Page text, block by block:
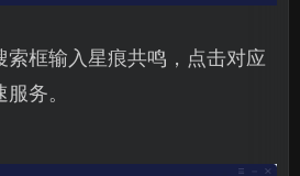
索框输入星痕共鸣，点击对应
务。